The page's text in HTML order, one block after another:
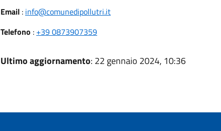
Email: info@comunedipollutri.it
Telefono : +39 0873907359
Ultimo aggiornamento: 22 gennaio 2024, 10:36